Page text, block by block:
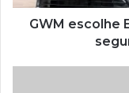
GWM escolhe